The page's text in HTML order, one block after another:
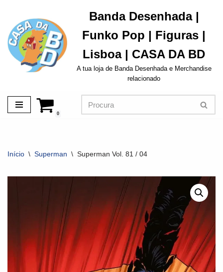
Avançar
para
o
conteúdo
Banda Desenhada |
Funko Pop | Figuras |
Lisboa | CASA DA BD
A tua loja de Banda Desenhada e Merchandise
relacionado
0
Início \ Superman \ Superman Vol. 81 / 04